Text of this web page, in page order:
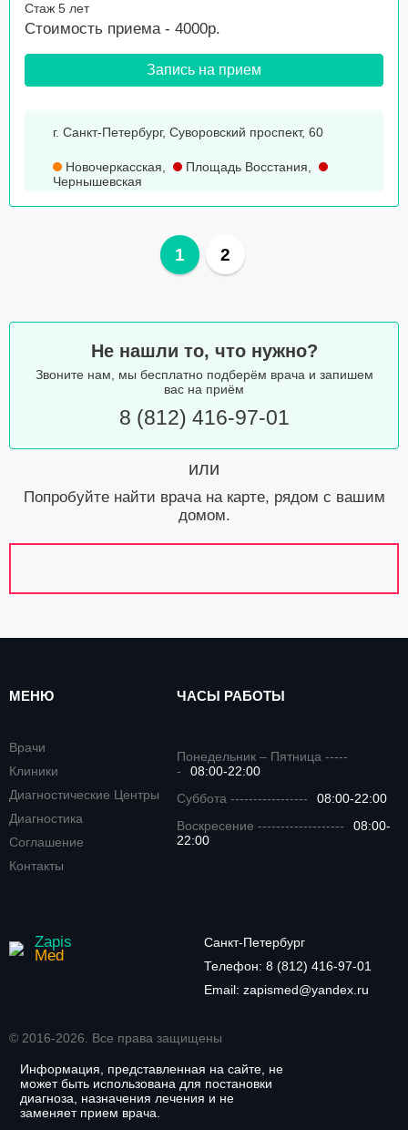
Стаж 5 лет
Стоимость приема - 4000р.
Запись на прием
г. Санкт-Петербург, Суворовский проспект, 60
Новочеркасская, Площадь Восстания,
Чернышевская
1 2
Не нашли то, что нужно?
Звоните нам, мы бесплатно подберём врача и запишем
вас на приём
8 (812) 416-97-01
или
Попробуйте найти врача на карте, рядом с вашим
домом.
МЕНЮ
Врачи
Клиники
Диагностические Центры
Диагностика
Соглашение
Контакты
ЧАСЫ РАБОТЫ
Понедельник – Пятница -----
-
08:00-22:00
Суббота -----------------
08:00-22:00
Воскресение -------------------
08:00-
22:00
Zapis
Med
Санкт-Петербург
Телефон: 8 (812) 416-97-01
Email: zapismed@yandex.ru
© 2016-2026. Все права защищены
Информация, представленная на сайте, не
может быть использована для постановки
диагноза, назначения лечения и не
заменяет прием врача.